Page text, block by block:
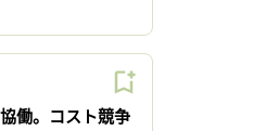
働。コスト競争